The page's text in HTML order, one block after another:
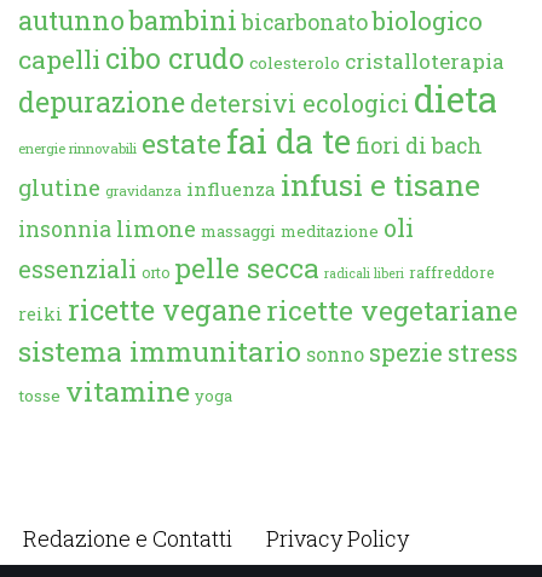
autunnobambini bicarbonatobiologico
capelli cibo crudo colesterolo cristalloterapia
depurazione detersivi ecologici dieta
energie rinnovabili estate fai da te fiori di bach
glutine gravidanza influenza infusi e tisane
insonnia limone massaggi meditazione oli
essenziali orto pelle secca radicali liberi raffreddore
reiki ricette veganericette vegetariane
sistema immunitario sonno spezie stress
tosse vitamine yoga
Redazione e Contatti Privacy Policy